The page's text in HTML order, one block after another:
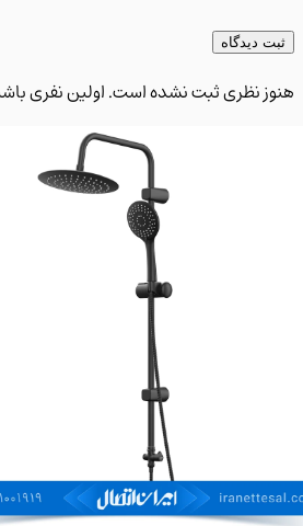
دیدگاه
نظری ثبت نشده است. اولین نفری باشید